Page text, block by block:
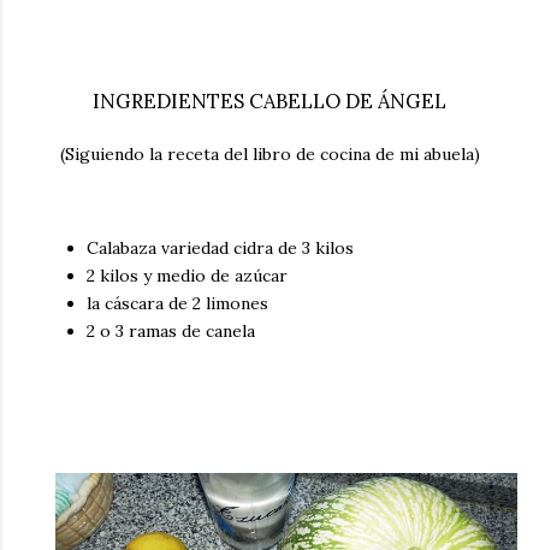
INGREDIENTES CABELLO DE ÁNGEL
(Siguiendo la receta del libro de cocina de mi abuela)
Calabaza variedad cidra de 3 kilos
2 kilos y medio de azúcar
la cáscara de 2 limones
2 o 3 ramas de canela